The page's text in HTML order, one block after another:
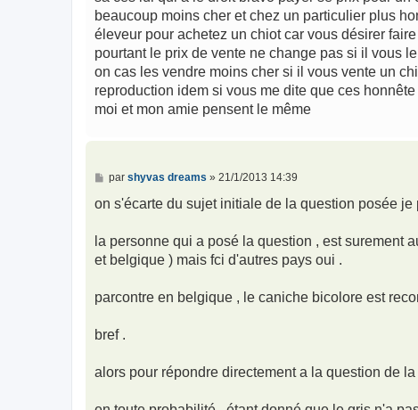
beaucoup moins cher et chez un particulier plus
éleveur pour achetez un chiot car vous désirer
pourtant le prix de vente ne change pas si il vous
on cas les vendre moins cher si il vous vente un
reproduction idem si vous me dite que ces
moi et mon amie pensent le même
M
s
g
e
par shyvas dreams » 21/1/2013 14:39
on s'écarte du sujet initiale de la question posée je
la personne qui a posé la question , est surement
et belgique ) mais fci d'autres pays oui .
parcontre en belgique , le caniche bicolore est
bref .
alors pour répondre directement a la question de